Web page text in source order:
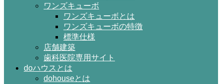
ワンズキューボ
ワンズキューボとは
ワンズキューボの特徴
標準仕様
店舗建築
歯科医院専用サイト
doハウスとは
dohouseとは